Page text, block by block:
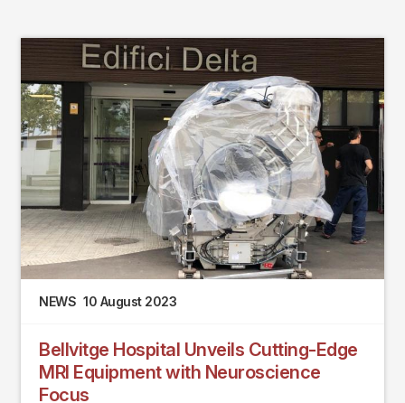
NEWS 10 August 2023
Bellvitge Hospital Unveils Cutting-Edge
MRI Equipment with Neuroscience
Focus